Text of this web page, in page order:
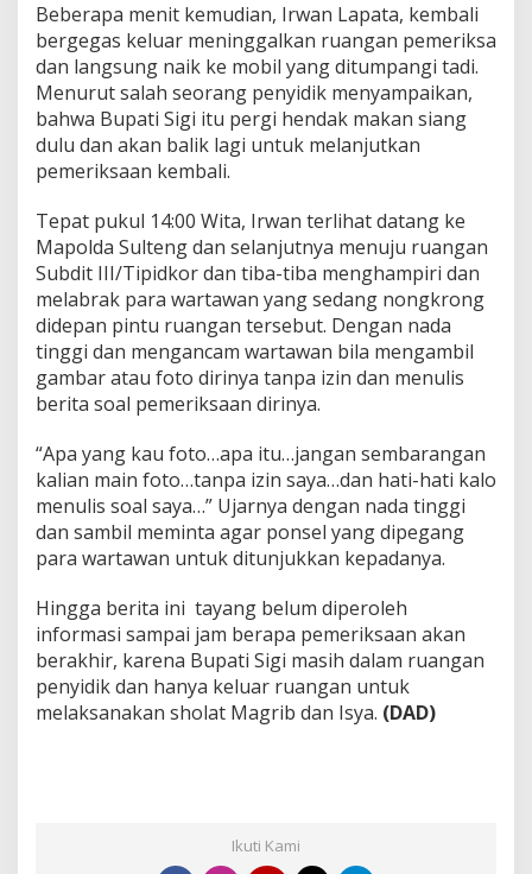
Beberapa menit kemudian, Irwan Lapata, kembali
bergegas keluar meninggalkan ruangan pemeriksa
dan langsung naik ke mobil yang ditumpangi tadi.
Menurut salah seorang penyidik menyampaikan,
bahwa Bupati Sigi itu pergi hendak makan siang
dulu dan akan balik lagi untuk melanjutkan
pemeriksaan kembali.
Tepat pukul 14:00 Wita, Irwan terlihat datang ke
Mapolda Sulteng dan selanjutnya menuju ruangan
Subdit III/Tipidkor dan tiba-tiba menghampiri dan
melabrak para wartawan yang sedang nongkrong
didepan pintu ruangan tersebut. Dengan nada
tinggi dan mengancam wartawan bila mengambil
gambar atau foto dirinya tanpa izin dan menulis
berita soal pemeriksaan dirinya.
“Apa yang kau foto…apa itu…jangan sembarangan
kalian main foto…tanpa izin saya…dan hati-hati kalo
menulis soal saya…” Ujarnya dengan nada tinggi
dan sambil meminta agar ponsel yang dipegang
para wartawan untuk ditunjukkan kepadanya.
Hingga berita ini tayang belum diperoleh
informasi sampai jam berapa pemeriksaan akan
berakhir, karena Bupati Sigi masih dalam ruangan
penyidik dan hanya keluar ruangan untuk
melaksanakan sholat Magrib dan Isya. (DAD)
Ikuti Kami